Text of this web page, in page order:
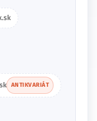
ANTIKVARIÁT